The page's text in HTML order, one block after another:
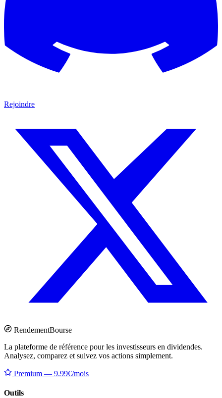
Rejoindre
RendementBourse
La plateforme de référence pour les investisseurs en dividendes.
Analysez, comparez et suivez vos actions simplement.
Premium — 9.99€/mois
Outils